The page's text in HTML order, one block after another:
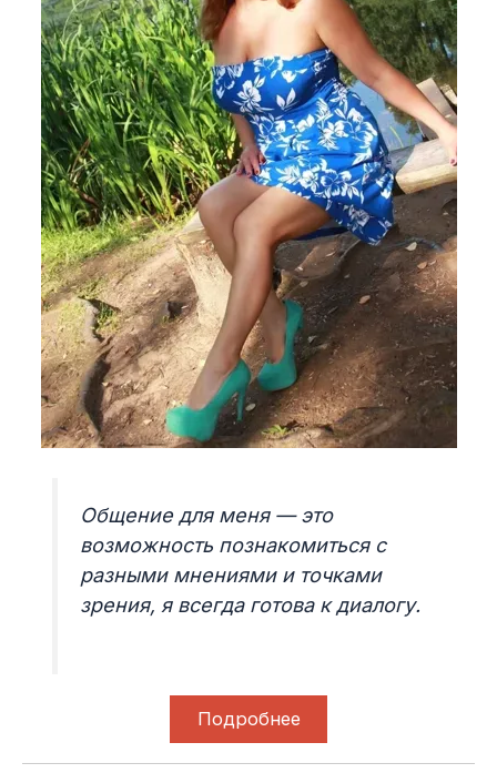
Общение для меня — это
возможность познакомиться с
разными мнениями и точками
зрения, я всегда готова к диалогу.
Подробнее